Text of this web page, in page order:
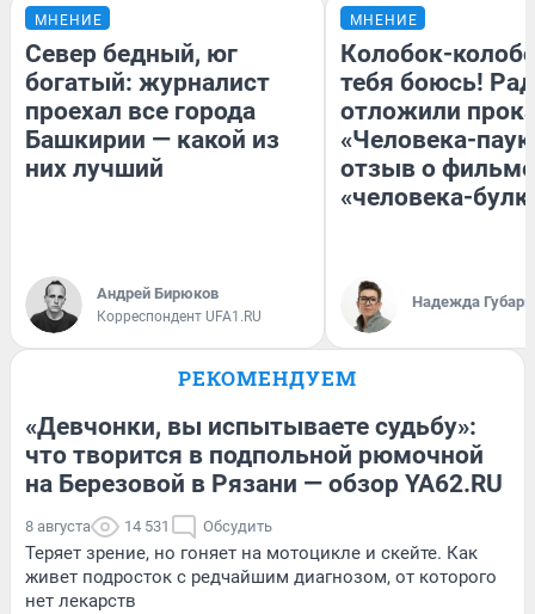
МНЕНИЕ
Север бедный, юг
богатый: журналист
проехал все города
Башкирии — какой из
них лучший
Андрей Бирюков
Корреспондент UFA1.RU
МНЕНИЕ
Колобок-
тебя боюсь!
отложили
«Человека-
отзыв о
«человека-
Надежда Губарь
РЕКОМЕНДУЕМ
«Девчонки, вы испытываете судьбу»:
что творится в подпольной рюмочной
на Березовой в Рязани — обзор YA62.RU
8 августа 14 531 Обсудить
Теряет зрение, но гоняет на мотоцикле и скейте. Как
живет подросток с редчайшим диагнозом, от которого
нет лекарств